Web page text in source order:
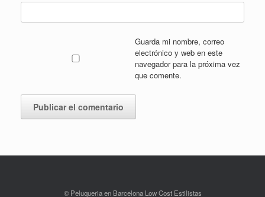
Guarda mi nombre, correo
electrónico y web en este
navegador para la próxima vez
que comente.
© Peluqueria en Barcelona Low Cost Estilistas